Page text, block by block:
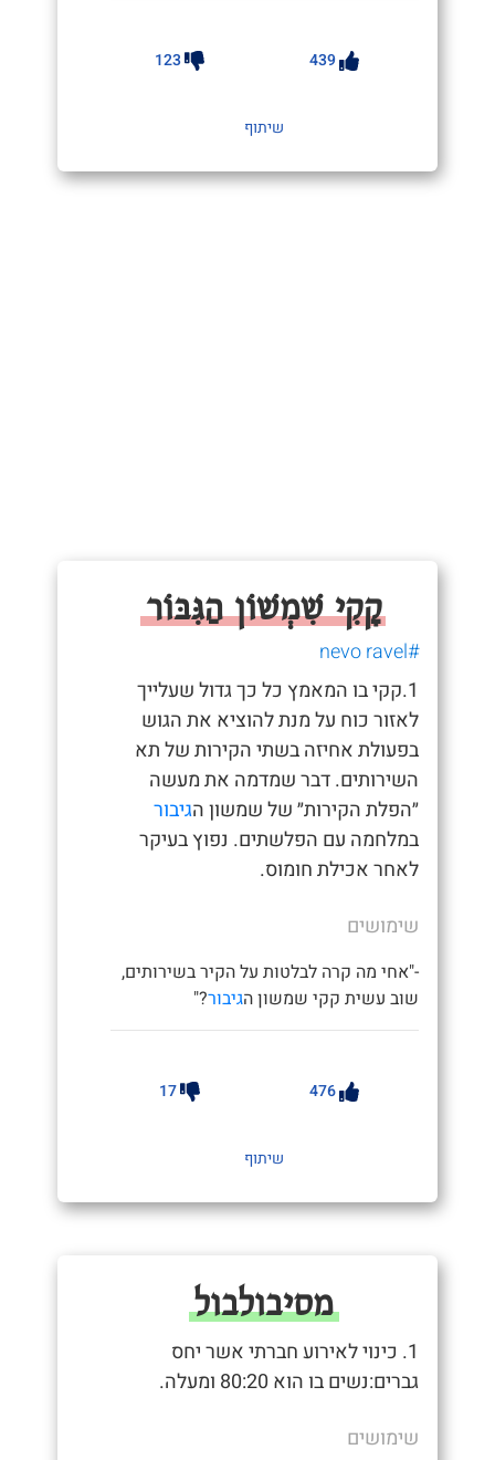
439
123
שיתוף
קָקִי שִׁמְשׁוֹן הַגִּבּוֹר
#nevo ravel
1.קקי בו המאמץ כל כך גדול שעלייך
לאזור כוח על מנת להוציא את הגוש
בפעולת אחיזה בשתי הקירות של תא
השירותים. דבר שמדמה את מעשה
״הפלת הקירות״ של שמשון הגיבור
במלחמה עם הפלשתים. נפוץ בעיקר
לאחר אכילת חומוס.
שימושים
-"אחי מה קרה לבלטות על הקיר בשירותים,
שוב עשית קקי שמשון הגיבור?"
476
17
שיתוף
מסיבולבול
1. כינוי לאירוע חברתי אשר יחס
גברים:נשים בו הוא 80:20 ומעלה.
שימושים